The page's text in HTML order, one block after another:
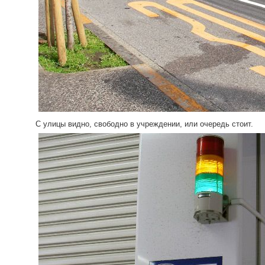
С улицы видно, свободно в учреждении, или очередь стоит.